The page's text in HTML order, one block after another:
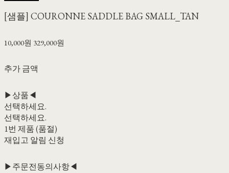
[샘플] COURONNE SADDLE BAG SMALL_TAN
10,000원 329,000원
추가 금액
▶상품◀
선택하세요.
선택하세요.
1번 제품 (품절)
재입고 알림 신청
▶주문전동의사항◀